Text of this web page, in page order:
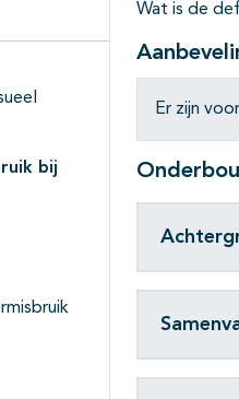
bij
Wat is de
Er zijn